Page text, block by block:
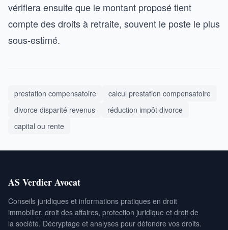
vérifiera ensuite que le montant proposé tient
compte des droits à retraite, souvent le poste le plus
sous-estimé.
prestation compensatoire
calcul prestation compensatoire
divorce disparité revenus
réduction impôt divorce
capital ou rente
AS Verdier Avocat
Conseils juridiques et informations pratiques en droit
immobilier, droit des affaires, protection juridique et droit de
la société. Décryptage et analyses pour défendre vos droits.